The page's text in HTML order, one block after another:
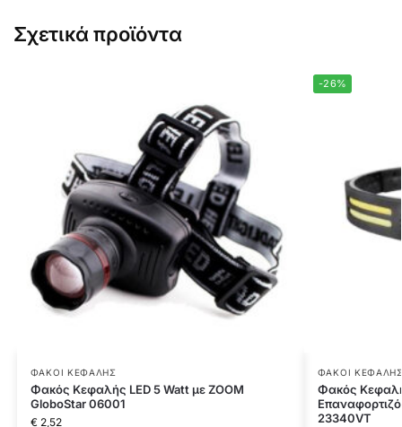
Σχετικά προϊόντα
ΦΑΚΟΊ ΚΕΦΑΛΉΣ
Φακός Κεφαλής LED 5 Watt με ZOOM
GloboStar 06001
€2,52
-26%
ΦΑΚΟΊ
Φακός
23340VT